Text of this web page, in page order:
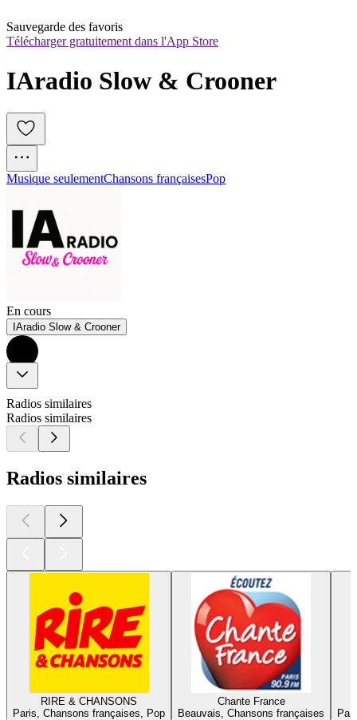
Sauvegarde des favoris
Télécharger gratuitement dans l'App Store
IAradio Slow & Crooner
Musique seulementChansons françaisesPop
En cours
IAradio Slow & Crooner
Radios similaires
Radios similaires
Radios similaires
RIRE & CHANSONS
Paris, Chansons françaises, Pop
Chante France
Beauvais, Chansons françaises